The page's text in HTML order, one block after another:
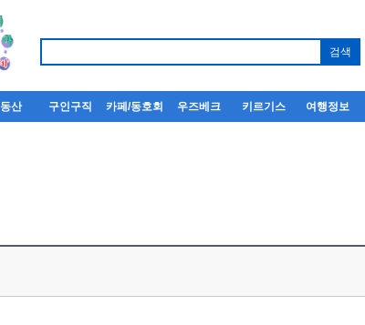
산 구인구직 카페/동호회 우즈베크 키르기스 여행정보